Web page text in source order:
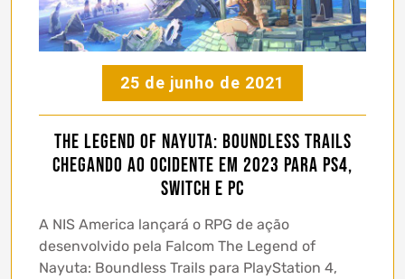
25 de junho de 2021
The Legend of Nayuta: Boundless Trails
chegando ao ocidente em 2023 para PS4,
Switch e PC
A NIS America lançará o RPG de ação
desenvolvido pela Falcom The Legend of
Nayuta: Boundless Trails para PlayStation 4,